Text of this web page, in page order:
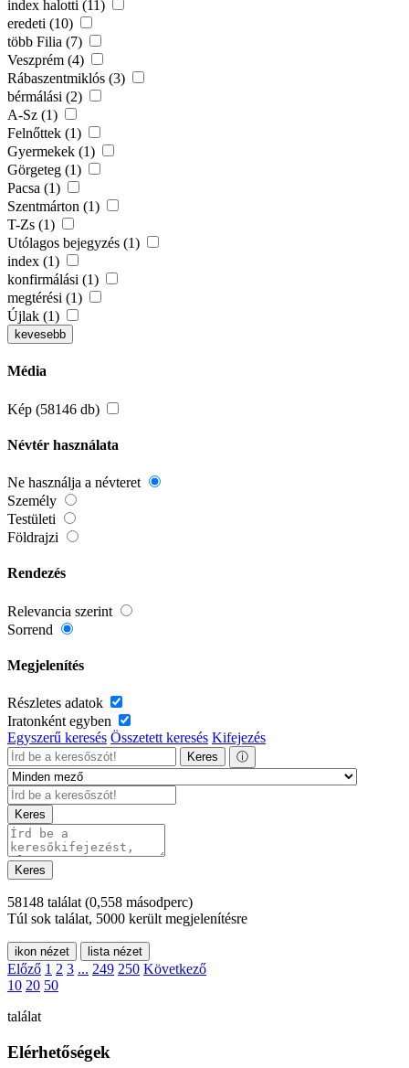
index halotti (11)
eredeti (10)
több Filia (7)
Veszprém (4)
Rábaszentmiklós (3)
bérmálási (2)
A-Sz (1)
Felnőttek (1)
Gyermekek (1)
Görgeteg (1)
Pacsa (1)
Szentmárton (1)
T-Zs (1)
Utólagos bejegyzés (1)
index (1)
konfirmálási (1)
megtérési (1)
Újlak (1)
kevesebb
Média
Kép (58146 db)
Névtér használata
Ne használja a névteret
Személy
Testületi
Földrajzi
Rendezés
Relevancia szerint
Sorrend
Megjelenítés
Részletes adatok
Iratonként egyben
Egyszerű keresés Összetett keresés Kifejezés
Keres ⓘ
Keres
Keres
58148 találat (0,558 másodperc)
Túl sok találat, 5000 került megjelenítésre
ikon nézet lista nézet
Előző 1 2 3 ... 249 250 Következő
10 20 50
találat
Elérhetőségek